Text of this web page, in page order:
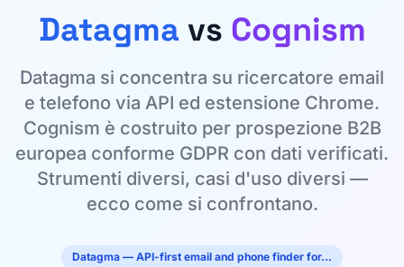
Datagma vs Cognism
Datagma si concentra su ricercatore email
e telefono via API ed estensione Chrome.
Cognism è costruito per prospezione B2B
europea conforme GDPR con dati verificati.
Strumenti diversi, casi d'uso diversi —
ecco come si confrontano.
Datagma — API-first email and phone finder for…